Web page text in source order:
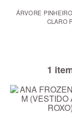
ÁRVORE PINHEIRO MDF AZUL
CLARO P
1